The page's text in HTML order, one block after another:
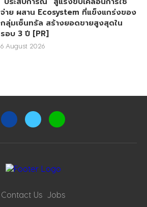
จ่าย ผสาน Ecosystem ที่แข็งแกร่งของ
กลุ่มเซ็นทรัล สร้างยอดขายสูงสุดใน
รอบ 3 ปี [PR]
6 August 2026
Contact Us Jobs